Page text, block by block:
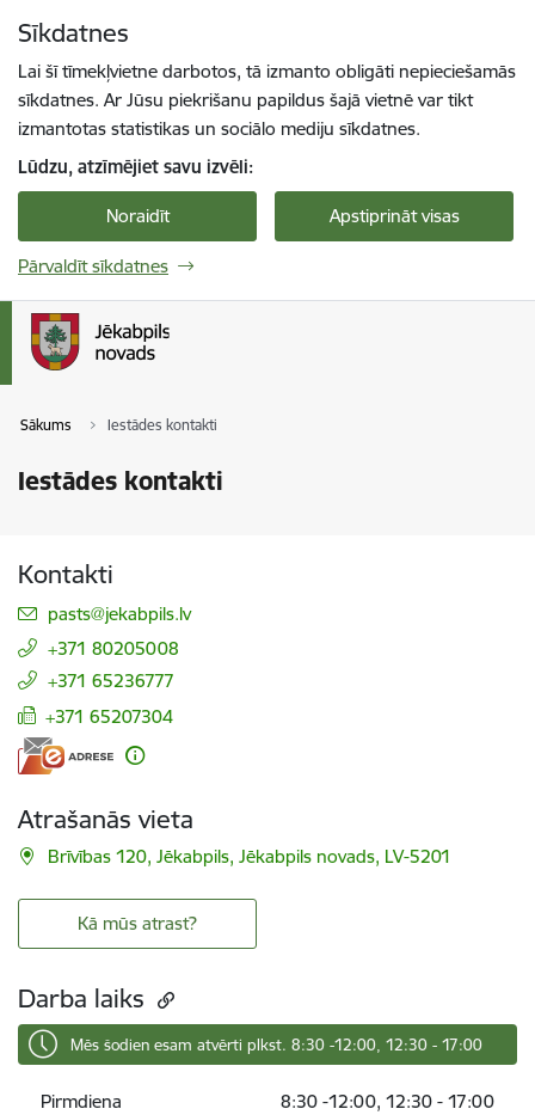
Sīkdatnes
Lai šī tīmekļvietne darbotos, tā izmanto obligāti nepieciešamās
sīkdatnes. Ar Jūsu piekrišanu papildus šajā vietnē var tikt
izmantotas statistikas un sociālo mediju sīkdatnes.
Lūdzu, atzīmējiet savu izvēli:
Noraidīt Apstiprināt visas
Pārvaldīt sīkdatnes
Sākums Iestādes kontakti
Iestādes kontakti
Kontakti
E-pasts:
pasts@jekabpils.lv
+371 80205008
+371 65236777
+371 65207304
Atrašanās vieta
Brīvības 120, Jēkabpils, Jēkabpils novads, LV-5201
Kā mūs atrast?
Darba laiks
Mēs šodien esam atvērti plkst. 8:30 -12:00, 12:30 - 17:00
Pirmdiena
8:30 -12:00, 12:30 - 17:00